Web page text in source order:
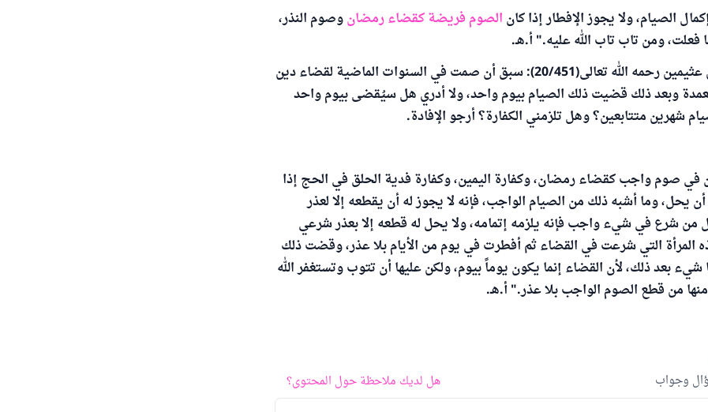
الصيام، ولا يجوز الإفطار إذا كان الصوم فريضة كقضاء رمضانوصوم النذر،
فعلت، ومن تاب تاب الله عليه." أ.هـ.
وسئل الشيخ ابن عثيمين رحمه الله تعالى(20/451): سبق أن صمت في السنوات الماضية لقضاء دين
وبعد ذلك قضيت ذلك الصيام بيوم واحد، ولا أدري هل سيُقضى بيوم واحد
شهرين متتابعين؟ وهل تلزمني الكفارة؟ أرجو الإفادة.
في صوم واجب كقضاء رمضان، وكفارة اليمين، وكفارة فدية الحلق في الحج إذا
يحل، وما أشبه ذلك من الصيام الواجب، فإنه لا يجوز له أن يقطعه إلا لعذر
شرع في شيء واجب فإنه يلزمه إتمامه، ولا يحل له قطعه إلا بعذر شرعي
المرأة التي شرعت في القضاء ثم أفطرت في يوم من الأيام بلا عذر، وقضت ذلك
شيء بعد ذلك، لأن القضاء إنما يكون يوماً بيوم، ولكن عليها أن تتوب وتستغفر الله
من قطع الصوم الواجب بلا عذر." أ.هـ.
وجواب هل لديك ملاحظة حول المحتوى؟